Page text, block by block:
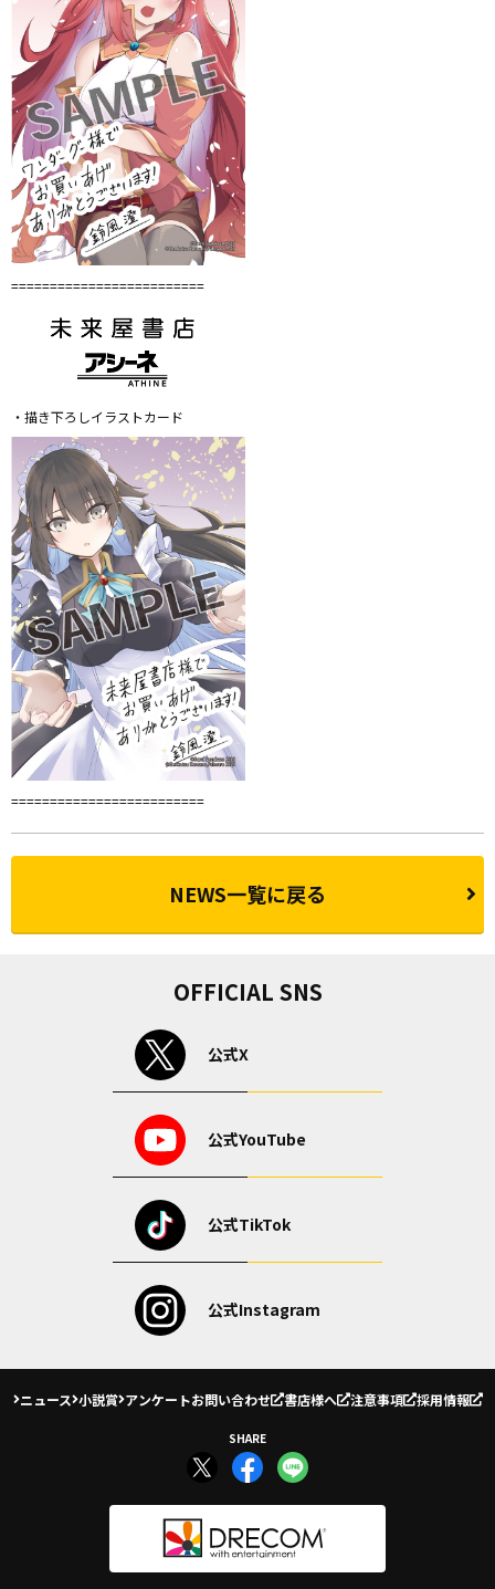
=========================
・描き下ろしイラストカード
=========================
NEWS一覧に戻る
OFFICIAL SNS
公式X
公式YouTube
公式TikTok
公式Instagram
ニュース 小説賞 アンケートお問い合わせ 書店様へ 注意事項 採用情報
SHARE